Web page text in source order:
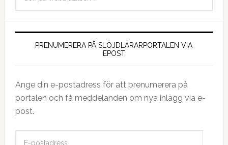
PRENUMERERA PÅ SLÖJDLÄRARPORTALEN VIA
EPOST
Ange din e-postadress för att prenumerera på
portalen och få meddelanden om nya inlägg via e-
post.